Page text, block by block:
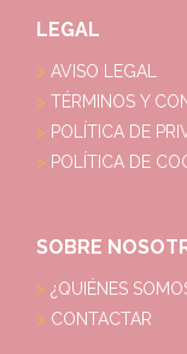
LEGAL
AVISO LEGAL
TÉRMINOS Y
POLÍTICA DE
POLÍTICA DE
SOBRE
¿QUIÉNES
CONTACTAR